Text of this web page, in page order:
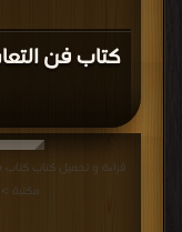
كتاب فن
مكتبة